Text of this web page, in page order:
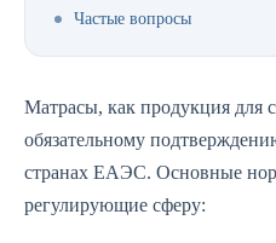
Частые вопросы
Матрасы, как продукция для
обязательному
странах ЕАЭС. Основные
регулирующие сферу: